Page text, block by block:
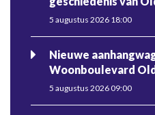
5 augustus 2026 18:00
Nieuwe
Woonboulevard
5 augustus 2026 09:00